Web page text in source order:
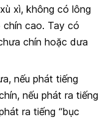
xì, không có lông
chín cao. Tay có
chín hoặc dưa
nếu phát tiếng
nếu phát ra tiếng
ra tiếng “bục